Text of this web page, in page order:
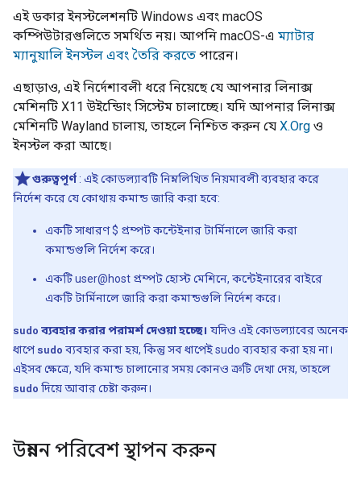
এই ডকার ইনস্টলেশনটি Windows এবং macOS
কম্পিউটারগুলিতে সমর্থিত নয়। আপনি macOS-এ ম্যাটার
ম্যানুয়ালি ইনস্টল এবং তৈরি করতে পারেন।
এছাড়াও, এই নির্দেশাবলী ধরে নিয়েছে যে আপনার লিনাক্স
মেশিনটি X11 উইন্ডোিং সিস্টেম চালাচ্ছে। যদি আপনার লিনাক্স
মেশিনটি Wayland চালায়, তাহলে নিশ্চিত করুন যে X.Org ও
ইনস্টল করা আছে।
গুরুত্বপূর্ণ : এই কোডল্যাবটি নিম্নলিখিত নিয়মাবলী ব্যবহার করে
নির্দেশ করে যে কোথায় কমান্ড জারি করা হবে:
একটি সাধারণ $ প্রম্পট কন্টেইনার টার্মিনালে জারি করা
কমান্ডগুলি নির্দেশ করে।
একটি user@host প্রম্পট হোস্ট মেশিনে, কন্টেইনারের বাইরে
একটি টার্মিনালে জারি করা কমান্ডগুলি নির্দেশ করে।
sudo ব্যবহার করারপরামর্শ দেওয়া হচ্ছে। যদিও এই কোডল্যাবের অনেক
ধাপে sudo ব্যবহার করা হয়, কিন্তু সব ধাপেই sudo ব্যবহার করা হয় না।
এইসব ক্ষেত্রে, যদি কমান্ড চালানোর সময় কোনও ত্রুটি দেখা দেয়, তাহলে
sudo দিয়ে আবার চেষ্টা করুন।
উন্নয়ন পরিবেশ স্থাপন করুন